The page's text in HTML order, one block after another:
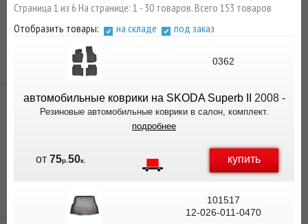
Страница 1 из 6 На странице: 1 - 30 товаров. Всего 153 товаров
Отобразить товары:
на складе под заказ
0362
автомобильные коврики на SKODA Superb II 2008 -
Резиновые автомобильные коврики в салон, комплект.
подробнее
от75р.50к. купить
101517
12-026-011-0470
ЗАПЧАСТИ К
ЗАКАЗУ ЧЕРЕЗ